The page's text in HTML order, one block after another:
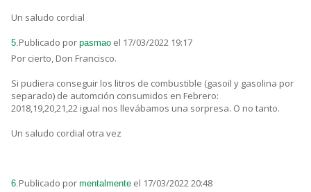
Un saludo cordial
5.Publicado por pasmao el 17/03/2022 19:17
Por cierto, Don Francisco.
Si pudiera conseguir los litros de combustible (gasoil y gasolina por
separado) de automción consumidos en Febrero:
2018,19,20,21,22 igual nos llevábamos una sorpresa. O no tanto.
Un saludo cordial otra vez
6.Publicado por mentalmente el 17/03/2022 20:48